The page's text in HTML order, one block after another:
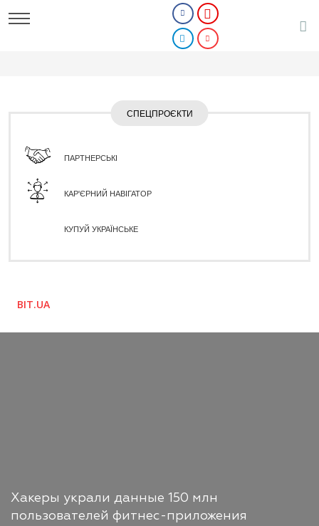
СПЕЦПРОЄКТИ
ПАРТНЕРСЬКІ
КАР'ЄРНИЙ НАВІГАТОР
КУПУЙ УКРАЇНСЬКЕ
BIT.UA
Хакеры украли данные 150 млн
пользователей фитнес-приложения